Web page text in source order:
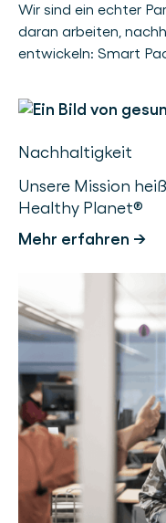
Wir sind ein echter
daran arbeiten,
entwickeln: Smart
Nachhaltigkeit
Unsere Mission
Healthy Planet®
Mehr erfahren →